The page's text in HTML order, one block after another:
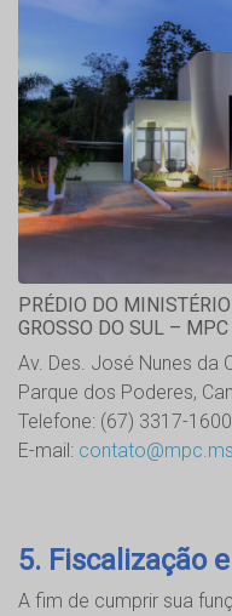
PRÉDIO DO
GROSSO DO SUL – MPC
Av. Des. José Nunes da
Parque dos Poderes,
Telefone: (67) 3317-1600
E-mail:
5. Fiscalização
A fim de cumprir sua